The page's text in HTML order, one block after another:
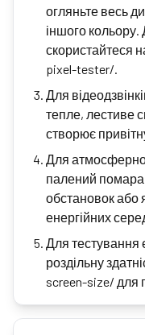
огляньте весь
іншого
скористайтеся
pixel-tester/.
Для
тепле, лестиве
створює
Для
палений
обстановок або
енергійних
Для тестування
роздільну
screen-size/ для